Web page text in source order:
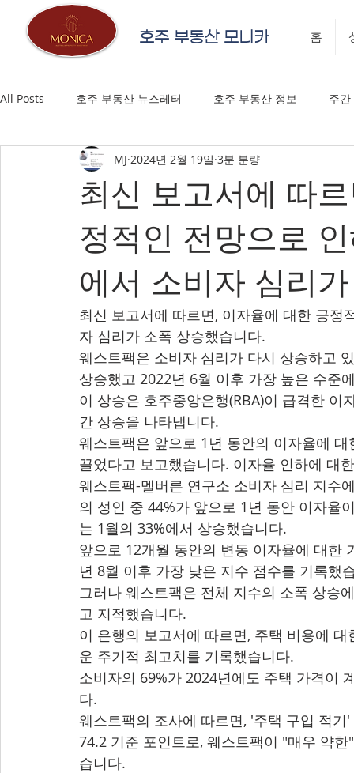
호주 부동산 모니카 홈
All Posts 호주 부동산 뉴스레터 호주 부동산 정보 주
최신 보고서에 따
정적인 전망으로
에서 소비자 심리
MJ 2024년 2월 19일 3분 분량
최신 보고서에 따르면, 이자율에 대한 긍
자 심리가 소폭 상승했습니다.
웨스트팩은 소비자 심리가 다시 상승하고
상승했고 2022년 6월 이후 가장 높은 수준
이 상승은 호주중앙은행(RBA)이 급격한
간 상승을 나타냅니다.
웨스트팩은 앞으로 1년 동안의 이자율에
끌었다고 보고했습니다. 이자율 인하에 대
웨스트팩-멜버른 연구소 소비자 심리 지수
의 성인 중 44%가 앞으로 1년 동안 이자율
는 1월의 33%에서 상승했습니다.
앞으로 12개월 동안의 변동 이자율에 대한
년 8월 이후 가장 낮은 지수 점수를 기록했
그러나 웨스트팩은 전체 지수의 소폭 상승
고 지적했습니다.
이 은행의 보고서에 따르면, 주택 비용에
운 주기적 최고치를 기록했습니다.
소비자의 69%가 2024년에도 주택 가격이
다.
웨스트팩의 조사에 따르면, '주택 구입 적
74.2 기준 포인트로, 웨스트팩이 "매우 약
습니다.